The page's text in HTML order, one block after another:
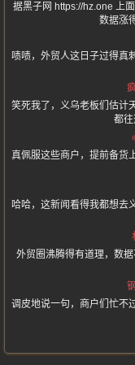
据黑子网 https://hz.one 上
数据涨
啧啧，外贸人这日子过得真
笑死我了，义乌老板们估计
都往
真佩服这些商户，提前备货
哈哈，这新闻看得我都想去
外贸圈沸腾得有道理，数
调皮地说一句，商户们忙不